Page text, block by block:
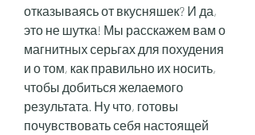
отказываясь от вкусняшек? И да,
это не шутка! Мы расскажем вам о
магнитных серьгах для похудения
и о том, как правильно их носить,
чтобы добиться желаемого
результата. Ну что, готовы
почувствовать себя настоящей